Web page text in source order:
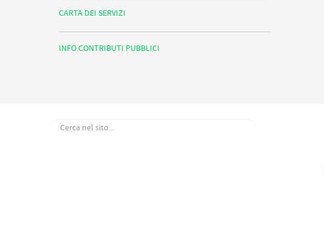
CARTA DEI SERVIZI
INFO CONTRIBUTI PUBBLICI